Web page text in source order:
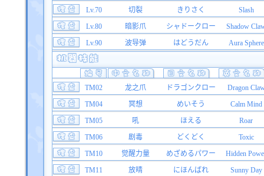
Lv.70
切裂 きりさく
Slash
Lv.80
暗影爪 シャドークロー
Shadow
Lv.90
波导弹 はどうだん Aura Sphere
TM02 龙之爪 ドラゴンクロー
Dragon
TM04
冥想 めいそう
Calm Mind
TM05
吼 ほえる
Roar
TM06
剧毒 どくどく
Toxic
TM10
觉醒力量 めざめるパワー
Hidden
TM11
放晴 にほんばれ
Sunny Day